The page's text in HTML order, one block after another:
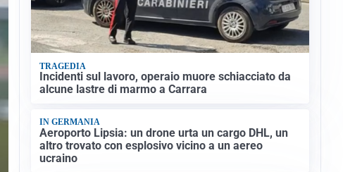
TRAGEDIA
Incidenti sul lavoro, operaio muore schiacciato da
alcune lastre di marmo a Carrara
IN GERMANIA
Aeroporto Lipsia: un drone urta un cargo DHL, un
altro trovato con esplosivo vicino a un aereo
ucraino